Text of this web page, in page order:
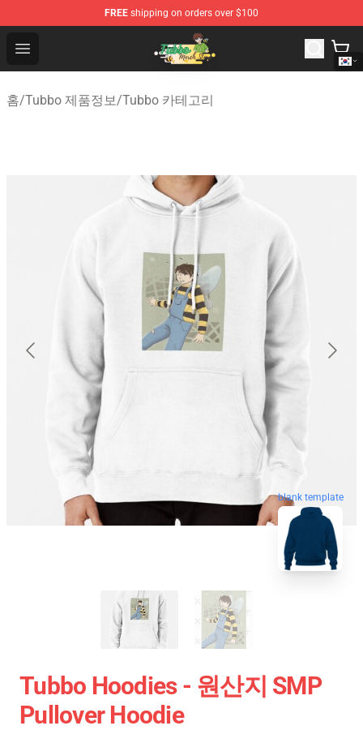
FREE shipping on orders over $100
Open menu
Tubbo Store - Official Tubbo Merchandise Shop
홈/Tubbo 제품정보/Tubbo 카테고리
blank template
Tubbo Hoodies - 원산지 SMP
Pullover Hoodie